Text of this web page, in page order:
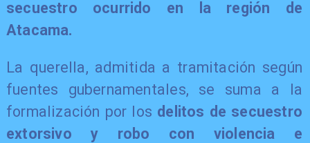
secuestro ocurrido en la región de
Atacama.
​La querella, admitida a tramitación según
fuentes gubernamentales, se suma a la
formalización por los delitos de secuestro
extorsivo y robo con violencia e